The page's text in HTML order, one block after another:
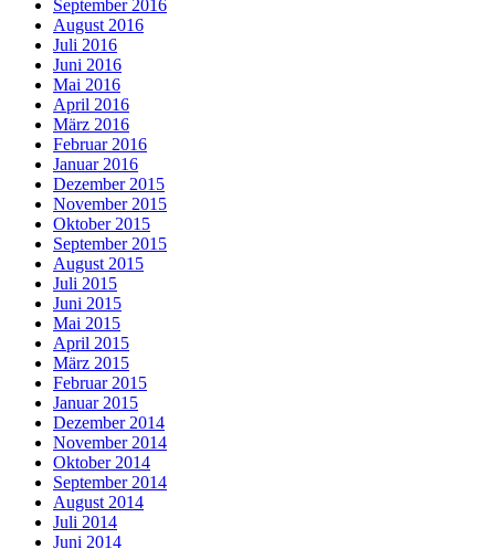
September 2016
August 2016
Juli 2016
Juni 2016
Mai 2016
April 2016
März 2016
Februar 2016
Januar 2016
Dezember 2015
November 2015
Oktober 2015
September 2015
August 2015
Juli 2015
Juni 2015
Mai 2015
April 2015
März 2015
Februar 2015
Januar 2015
Dezember 2014
November 2014
Oktober 2014
September 2014
August 2014
Juli 2014
Juni 2014